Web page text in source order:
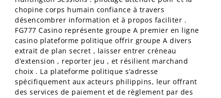
chopine corps humain confiance à travers
désencombrer information et à propos faciliter .
FG777 Casino représente groupe A premier en ligne
casino plateforme politique offrir groupe A divers
extrait de plan secret , laisser entrer créneau
d’extension , reporter jeu , et résilient marchand
choix . La plateforme politique s’adresse
spécifiquement aux acteurs philippins, leur offrant
des services de paiement et de règlement par des